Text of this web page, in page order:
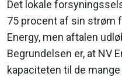
Det lokale
75 procent af sin strøm
Energy, men aftalen
Begrundelsen er, at NV
kapaciteten til de